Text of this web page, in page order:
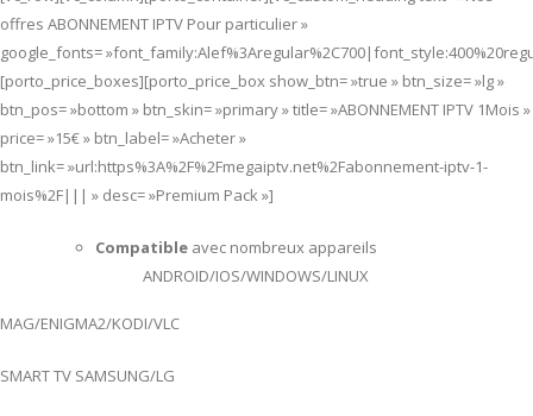
offres ABONNEMENT IPTV Pour particulier »
google_fonts=
[porto_price_boxes][porto_price_box show_btn= »true » btn_size= »lg »
btn_pos= »bottom » btn_skin= »primary » title= »ABONNEMENT IPTV 1Mois »
price= »15€ » btn_label= »Acheter »
btn_link= »url:https%3A%2F%2Fmegaiptv.net%2Fabonnement-iptv-1-
mois%2F||| » desc= »Premium Pack »]
Compatible avec nombreux appareils
ANDROID/IOS/WINDOWS/LINUX
MAG/ENIGMA2/KODI/VLC
SMART TV SAMSUNG/LG